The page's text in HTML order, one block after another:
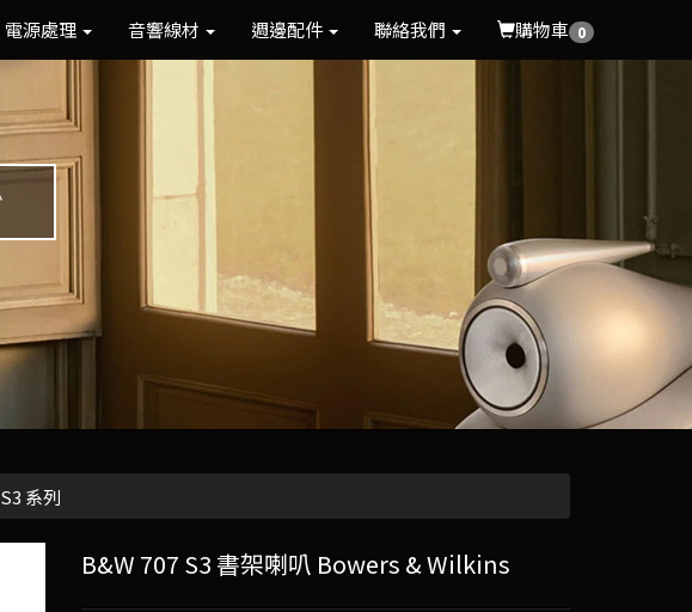
電源處理 音響線材 週邊配件 聯絡我們 購物車 0
系列
B&W 707 S3 書架喇叭 Bowers & Wilkins